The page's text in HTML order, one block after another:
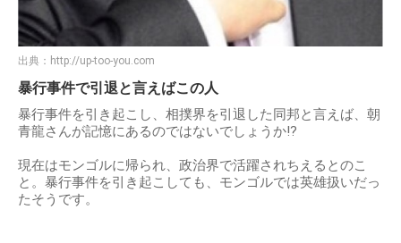
出典： http://up-too-you.com
暴行事件で引退と言えばこの人
暴行事件を引き起こし、相撲界を引退した同邦と言えば、朝
青龍さんが記憶にあるのではないでしょうか!?
現在はモンゴルに帰られ、政治界で活躍されちえるとのこ
と。暴行事件を引き起こしても、モンゴルでは英雄扱いだっ
たそうです。